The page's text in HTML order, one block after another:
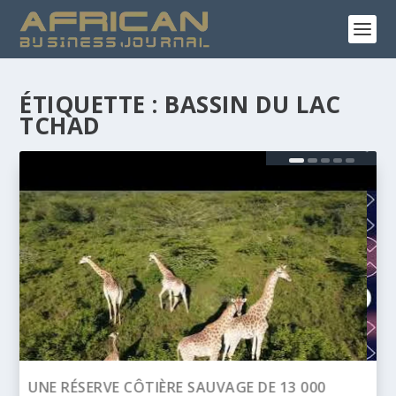
ÉTIQUETTE : BASSIN DU LAC
TCHAD
BANQUE AFRICAINE DE DÉVELOPPEMENT